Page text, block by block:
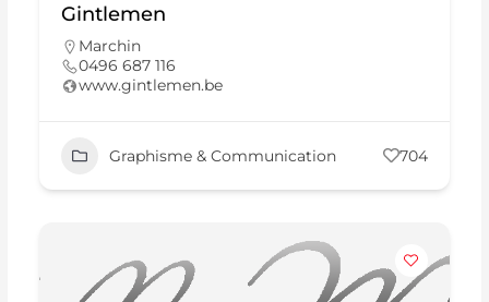
Gintlemen
Marchin
0496 687 116
www.gintlemen.be
Graphisme & Communication 704